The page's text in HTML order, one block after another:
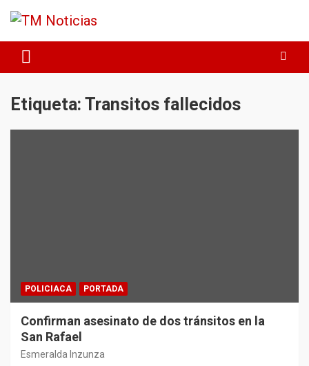
TM Noticias
Etiqueta: Transitos fallecidos
POLICIACA PORTADA
Confirman asesinato de dos tránsitos en la
San Rafael
Esmeralda Inzunza